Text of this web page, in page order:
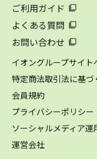
ご利用ガイド
よくある質問
お問い合わせ
イオングループサイト
特定商法取引法に基づ
会員規約
プライバシーポリシー
ソーシャルメディア
運営会社